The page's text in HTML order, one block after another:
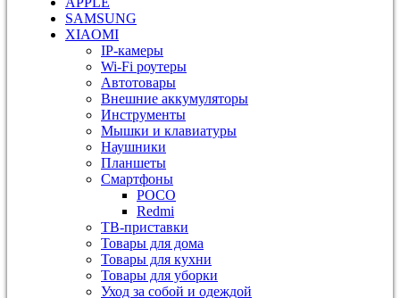
SAMSUNG
XIAOMI
IP-камеры
Wi-Fi роутеры
Автотовары
Внешние аккумуляторы
Инструменты
Мышки и клавиатуры
Наушники
Планшеты
Смартфоны
POCO
Redmi
ТВ-приставки
Товары для дома
Товары для кухни
Товары для уборки
Уход за собой и одеждой